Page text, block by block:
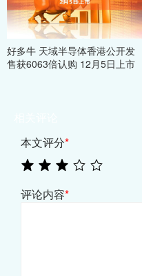
好多牛 天域半导体香港公开发
售获6063倍认购 12月5日上市
本文评分*
评论内容*